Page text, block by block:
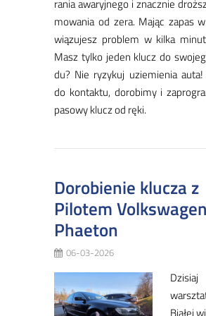
ra­nia awa­ryj­ne­go i znacz­nie
mo­wa­nia od ze­ra. Ma­jąc za­pas
wią­zu­jesz pro­blem w kil­ka
Masz tyl­ko je­den klucz do
du? Nie ry­zy­kuj uzie­mie­nia au­ta!
do kon­tak­tu, do­ro­bi­my i
pasowy klucz od rę­ki.
Dorobienie klucza z
Pilotem Volkswagen
Phaeton
06-03-2026
Bia­łej